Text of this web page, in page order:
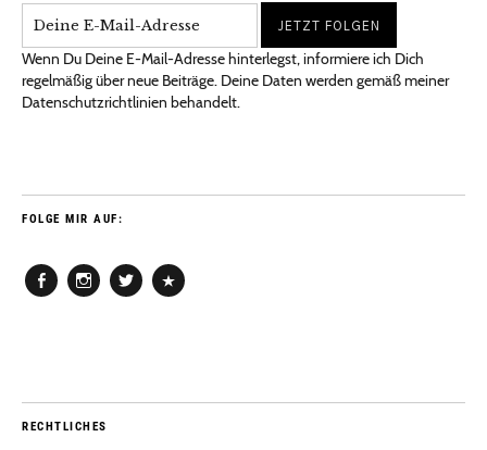
Wenn Du Deine E-Mail-Adresse hinterlegst, informiere ich Dich
regelmäßig über neue Beiträge. Deine Daten werden gemäß meiner
Datenschutzrichtlinien behandelt.
FOLGE MIR AUF:
RECHTLICHES